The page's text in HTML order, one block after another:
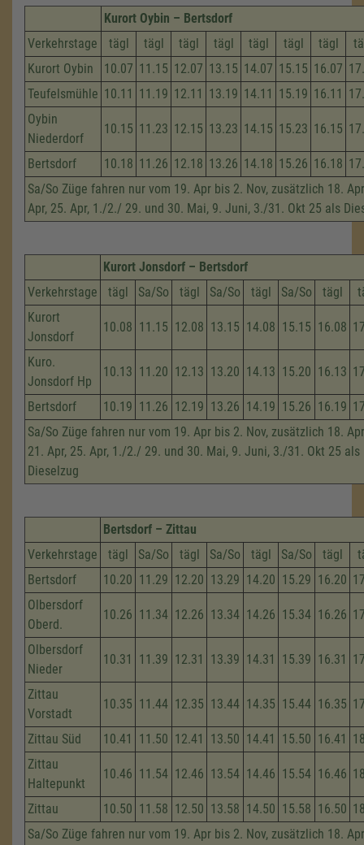
Kurort Oybin – Bertsdorf
Verkehrstage
tägl tägl tägl tägl tägl tägl tägl
Kurort Oybin
10.07 11.15 12.07 13.15 14.07 15.15 16.07
Teufelsmühle 10.11 11.19 12.11 13.19 14.11 15.19 16.11
Oybin
Niederdorf
10.15 11.23 12.15 13.23 14.15 15.23 16.15
Bertsdorf 10.18 11.26 12.18 13.26 14.18 15.26 16.18
Sa/So Züge fahren nur vom 19. Apr bis 2. Nov, zusätzlich 18.
Apr, 25. Apr, 1./2./ 29. und 30. Mai, 9. Juni, 3./31. Okt 25 als
Kurort Jonsdorf – Bertsdorf
Verkehrstage
tägl Sa/So tägl Sa/So tägl Sa/So tägl
Kurort
Jonsdorf
10.08 11.15 12.08 13.15 14.08 15.15 16.08
Kuro.
Jonsdorf Hp
10.13 11.20 12.13 13.20 14.13 15.20 16.13
Bertsdorf 10.19 11.26 12.19 13.26 14.19 15.26 16.19
Sa/So Züge fahren nur vom 19. Apr bis 2. Nov, zusätzlich 18.
21. Apr, 25. Apr, 1./2./ 29. und 30. Mai, 9. Juni, 3./31. Okt 25 als
Dieselzug
Bertsdorf – Zittau
Verkehrstage
tägl Sa/So tägl Sa/So tägl Sa/So tägl
Bertsdorf
10.20 11.29 12.20 13.29 14.20 15.29 16.20
Olbersdorf
Oberd.
10.26 11.34 12.26 13.34 14.26 15.34 16.26
Olbersdorf
Nieder
10.31 11.39 12.31 13.39 14.31 15.39 16.31
Zittau
Vorstadt
10.35 11.44 12.35 13.44 14.35 15.44 16.35
Zittau Süd 10.41 11.50 12.41 13.50 14.41 15.50 16.41
Zittau
Haltepunkt
10.46 11.54 12.46 13.54 14.46 15.54 16.46
Zittau 10.50 11.58 12.50 13.58 14.50 15.58 16.50
Sa/So Züge fahren nur vom 19. Apr bis 2. Nov, zusätzlich 18.